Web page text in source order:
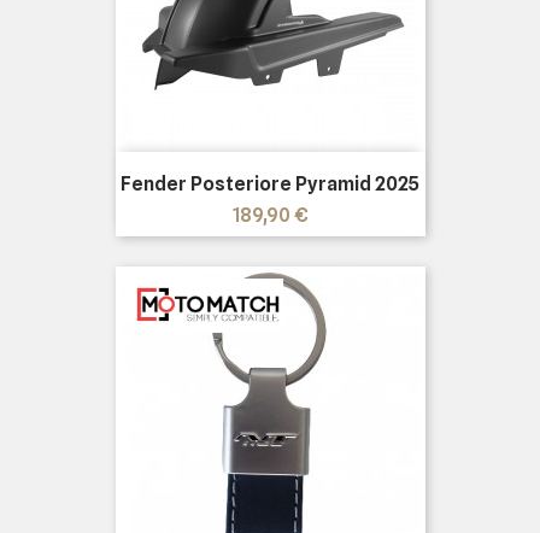
Fender Posteriore Pyramid 2025
Prezzo
189,90 €